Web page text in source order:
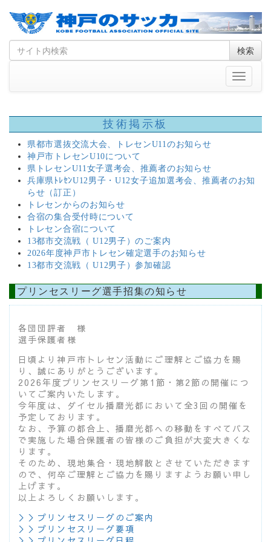
Skip
to
Search
for
検索
Toggle
技術掲示板
県都市選抜交流大会、トレセンU11のお知らせ
神戸市トレセンU10について
県トレセンU11女子選考会、推薦者のお知らせ
兵庫県ﾄﾚｾﾝU12男子・U12女子追加選考会、推薦者のお知
らせ（訂正）
トレセンからのお知らせ
合宿の集合受付時について
トレセン合宿について
13都市交流戦（ U12男子）のご案内
2026年度神戸市トレセン確定選手のお知らせ
13都市交流戦（ U12男子）参加確認
プリンセスリーグ選手招集の知らせ
各団団評者 様
選手保護者様
日頃より神戸市トレセン活動にご理解とご協力を賜
り、誠にありがとうございます。
2026年度プリンセスリーグ第1節・第2節の開催につ
いてご案内いたします。
今年度は、ダイセル播磨光都において全3回の開催を
予定しております。
なお、予算の都合上、播磨光都への移動をすべてバス
で実施した場合保護者の皆様のご負担が大変大きくな
ります。
そのため、現地集合・現地解散とさせていただきます
ので、何卒ご理解とご協力を賜りますようお願い申し
上げます。
以上よろしくお願いします。
＞＞プリンセスリーグのご案内
＞＞プリンセスリーグ要項